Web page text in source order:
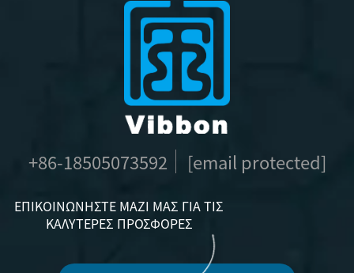
+86-18505073592 [email protected]
ΕΠΙΚΟΙΝΩΝΉΣΤΕ ΜΑΖΊ ΜΑΣ ΓΙΑ ΤΙΣ
ΚΑΛΎΤΕΡΕΣ ΠΡΟΣΦΟΡΈΣ